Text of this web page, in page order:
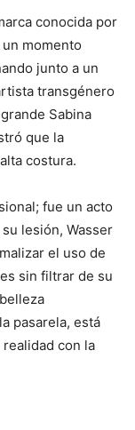
conocida por
momento
junto a un
transgénero
Sabina
que la
costura.
fue un acto
lesión, Wasser
el uso de
sin filtrar de su
pasarela, está
con la